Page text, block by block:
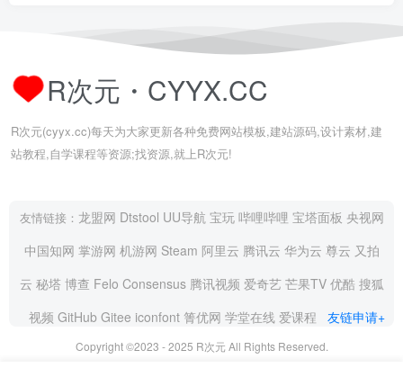
R次元・CYYX.CC
R次元(cyyx.cc)每天为大家更新各种免费网站模板,建站源码,设计素材,建
站教程,自学课程等资源;找资源,就上R次元!
友情链接： 龙盟网 Dtstool UU导航 宝玩 哔哩哔哩 宝塔面板 央视网
中国知网 掌游网 机游网 Steam 阿里云 腾讯云 华为云 尊云 又拍
云 秘塔 博查 Felo Consensus 腾讯视频 爱奇艺 芒果TV 优酷 搜狐
视频 GitHub Gitee iconfont 箐优网 学堂在线 爱课程 友链申请+
Copyright ©2023 - 2025 R次元 All Rights Reserved.